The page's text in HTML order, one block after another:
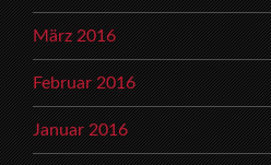
März 2016
Februar 2016
Januar 2016